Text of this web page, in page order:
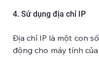
4. Sử dụng địa chỉ IP
Địa chỉ IP là một con
động cho máy tính